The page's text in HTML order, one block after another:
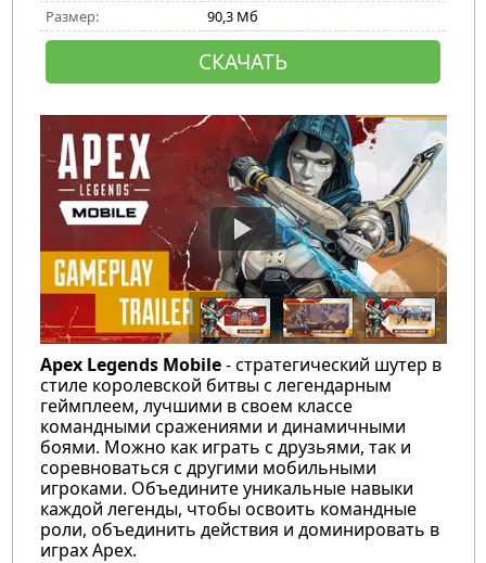
Размер: 90,3 Мб
СКАЧАТЬ
Apex Legends Mobile- стратегический шутер в
стиле королевской битвы с легендарным
геймплеем, лучшими в своем классе
командными сражениями и динамичными
боями. Можно как играть с друзьями, так и
соревноваться с другими мобильными
игроками. Объедините уникальные навыки
каждой легенды, чтобы освоить командные
роли, объединить действия и доминировать в
играх Apex.